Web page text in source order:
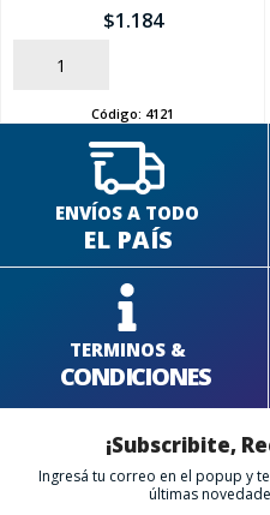
$1.184
AÑADIR
Código: 4121
ENVÍOS A TODO
EL PAÍS
TERMINOS &
CONDICIONES
¡Subscribite,
Ingresá tu correo en el popup y
últimas